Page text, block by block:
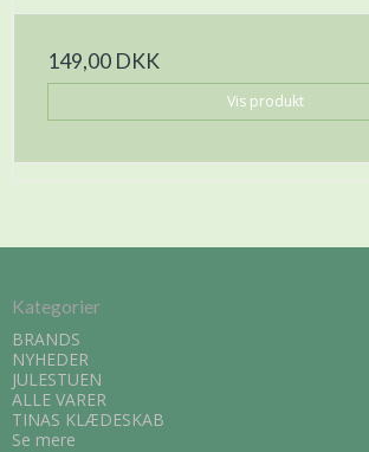
149,00 DKK
Vis produkt
Kategorier
BRANDS
NYHEDER
JULESTUEN
ALLE VARER
TINAS KLÆDESKAB
Se mere